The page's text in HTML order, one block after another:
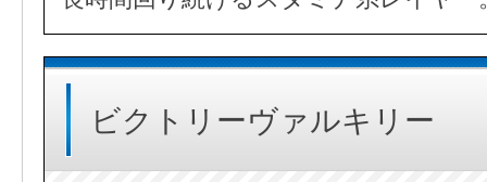
ビクトリーヴァルキリー